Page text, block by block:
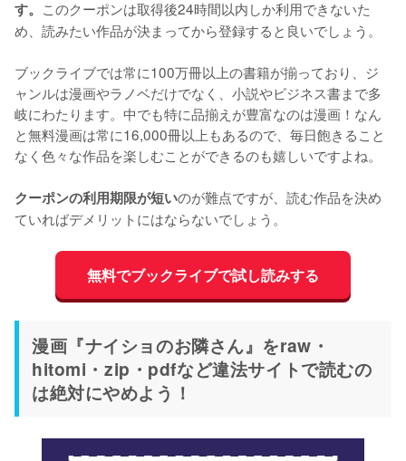
す。 このクーポンは取得後24時間以内しか利用できないた
め、読みたい作品が決まってから登録すると良いでしょう。
ブックライブでは常に100万冊以上の書籍が揃っており、ジ
ャンルは漫画やラノベだけでなく、小説やビジネス書まで多
岐にわたります。中でも特に品揃えが豊富なのは漫画！なん
と無料漫画は常に16,000冊以上もあるので、毎日飽きること
なく色々な作品を楽しむことができるのも嬉しいですよね。
クーポンの利用期限が短いのが難点ですが、読む作品を決め
ていればデメリットにはならないでしょう。
無料でブックライブで試し読みする
漫画『ナイショのお隣さん』をraw・
hitomi・zip・pdfなど違法サイトで読むの
は絶対にやめよう！